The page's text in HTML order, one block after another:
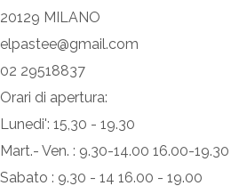
Orari di apertura:
Lunedi': 15,30 - 19.30
Mart.- Ven. : 9.30-14.00 16.00-19.30
Sabato : 9.30 - 14 16.00 - 19.00
20129 MILANO
elpastee@gmail.com
02 29518837